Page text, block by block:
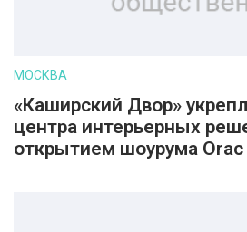
МОСКВА
«Каширский Двор»
центра интерьерных
открытием шоурума Orac